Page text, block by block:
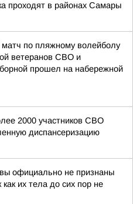
проходят в районах Самары
по пляжному волейболу
ветеранов СВО и
прошел на набережной
2000 участников СВО
диспансеризацию
официально не признаны
их тела до сих пор не